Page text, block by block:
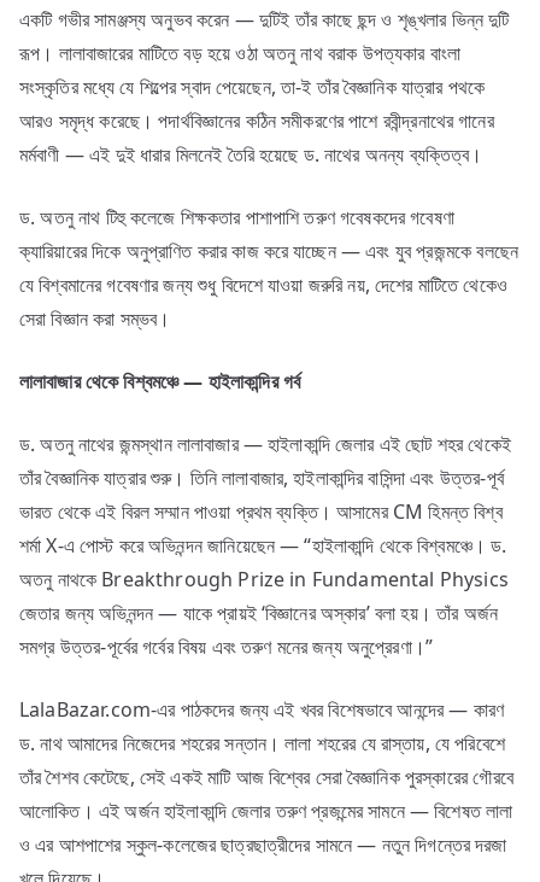
একটি গভীর সামঞ্জস্য অনুভব করেন — দুটিই তাঁর কাছে ছন্দ ও শৃঙ্খলার ভিন্ন দুটি
রূপ। লালাবাজারের মাটিতে বড় হয়ে ওঠা অতনু নাথ বরাক উপত্যকার বাংলা
সংস্কৃতির মধ্যে যে শিল্পের স্বাদ পেয়েছেন, তা-ই তাঁর বৈজ্ঞানিক যাত্রার পথকে
আরও সমৃদ্ধ করেছে। পদার্থবিজ্ঞানের কঠিন সমীকরণের পাশে রবীন্দ্রনাথের গানের
মর্মবাণী — এই দুই ধারার মিলনেই তৈরি হয়েছে ড. নাথের অনন্য ব্যক্তিত্ব।
ড. অতনু নাথ টিহু কলেজে শিক্ষকতার পাশাপাশি তরুণ গবেষকদের গবেষণা
ক্যারিয়ারের দিকে অনুপ্রাণিত করার কাজ করে যাচ্ছেন — এবং যুব প্রজন্মকে বলছেন
যে বিশ্বমানের গবেষণার জন্য শুধু বিদেশে যাওয়া জরুরি নয়, দেশের মাটিতে থেকেও
সেরা বিজ্ঞান করা সম্ভব।
লালাবাজারথেকেবিশ্বমঞ্চে — হাইলাকান্দিরগর্ব
ড. অতনু নাথের জন্মস্থান লালাবাজার — হাইলাকান্দি জেলার এই ছোট শহর থেকেই
তাঁর বৈজ্ঞানিক যাত্রার শুরু। তিনি লালাবাজার, হাইলাকান্দির বাসিন্দা এবং উত্তর-পূর্ব
ভারত থেকে এই বিরল সম্মান পাওয়া প্রথম ব্যক্তি। আসামের CM হিমন্ত বিশ্ব
শর্মা X-এ পোস্ট করে অভিনন্দন জানিয়েছেন — “হাইলাকান্দি থেকে বিশ্বমঞ্চে। ড.
অতনু নাথকে Breakthrough Prize in Fundamental Physics
জেতার জন্য অভিনন্দন — যাকে প্রায়ই ‘বিজ্ঞানের অস্কার’ বলা হয়। তাঁর অর্জন
সমগ্র উত্তর-পূর্বের গর্বের বিষয় এবং তরুণ মনের জন্য অনুপ্রেরণা।”
LalaBazar.com-এর পাঠকদের জন্য এই খবর বিশেষভাবে আনন্দের — কারণ
ড. নাথ আমাদের নিজেদের শহরের সন্তান। লালা শহরের যে রাস্তায়, যে পরিবেশে
তাঁর শৈশব কেটেছে, সেই একই মাটি আজ বিশ্বের সেরা বৈজ্ঞানিক পুরস্কারের গৌরবে
আলোকিত। এই অর্জন হাইলাকান্দি জেলার তরুণ প্রজন্মের সামনে — বিশেষত লালা
ও এর আশপাশের স্কুল-কলেজের ছাত্রছাত্রীদের সামনে — নতুন দিগন্তের দরজা